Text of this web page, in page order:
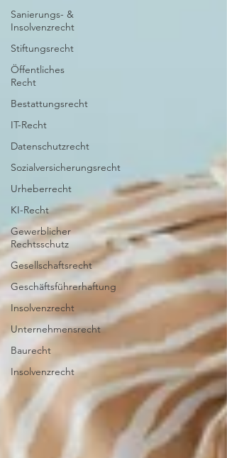
Sanierungs- &
Insolvenzrecht
Stiftungsrecht
Öffentliches
Recht
Bestattungsrecht
IT-Recht
Datenschutzrecht
Sozialversicherungsrecht
Urheberrecht
KI-Recht
Gewerblicher
Rechtsschutz
Gesellschaftsrecht
Geschäftsführerhaftung
Insolvenzrecht
Unternehmensrecht
Baurecht
Insolvenzrecht